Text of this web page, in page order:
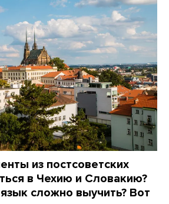
из постсоветских
в Чехию и Словакию?
сложно выучить? Вот